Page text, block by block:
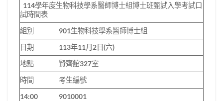
114學年度生物科技學系醫師博士組博士班甄試入學考試口
試時間表
組別
901生物科技學系醫師博士組
日期
113年11月2日(六)
地點
賢齊館327室
時間
考生編號
14:00
9010001